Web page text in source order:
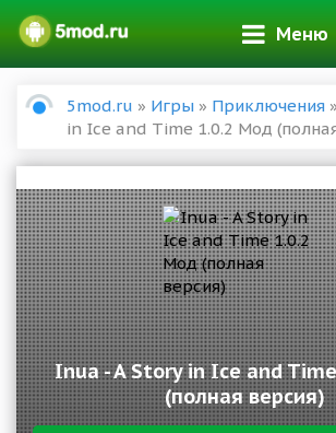
Меню
5mod.ru » Игры » Приключения
in Ice and Time 1.0.2 Мод
Inua - A Story in Ice and
(полная версия)